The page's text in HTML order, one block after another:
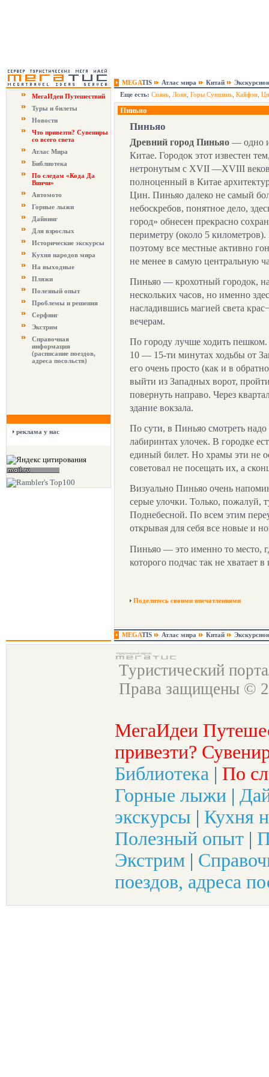
MEGATIS Атлас мира Китай
МегаИдеи Путешествий
Туры и билеты
Новости
Что привезти? Сувениры
со всего света
Атлас Мира
Библиотека
По следам «Кода Да
Винчи»
Автомото
Горные лыжи
Дайвинг
Для взрослых
Исторические экскурсы
Кухня народов мира
На выходные
Пляжи
Полезный опыт
Проблемы и решения
Серфинг
Экстрим
Справочная
информация
(расписание поездов,
адреса посольств)
реклама у нас
Еще есть: Сиань Лоян Горы Суншань Кайфэн
Пиньяо
Пиньяо
Древний город Пиньяо — одно
Китае. Городок этот известен
нетронутым с XVII —XVIII
полноценный в Китае
Цин. Пиньяо далеко не самый
небоскребов, понятное дело,
город» обнесен прекрасно
периметру (около 5
поэтому все местные активно
не менее в самую центральную
Пиньяо — крохотный городок,
нескольких часов, но именно
насладившись магией света
вечерам.
По городу лучше ходить
10 — 15-ти минутах ходьбы от
его очень просто (как и в
выйти из Западных ворот,
повернуть направо. Через
здание вокзала.
По сути, в Пиньяо смотреть надо
лабиринтах улочек. В городке
единый билет. Но храмы эти не
советовал не посещать их, а
Визуально Пиньяо очень
серые улочки. Только, пожалуй,
Поднебесной. По всем этим
открывая для себя все новые и
Пиньяо — это именно то место,
которого подчас так не хватает
Поделитесь своими впечатлениями
MEGATIS Атлас мира Китай
Туристический
Права защищены ©
МегаИдеи
привезти?
Библиотека | По
Горные лыжи |
экскурсы | Кухня
Полезный опыт |
Экстрим |
поездов, адреса